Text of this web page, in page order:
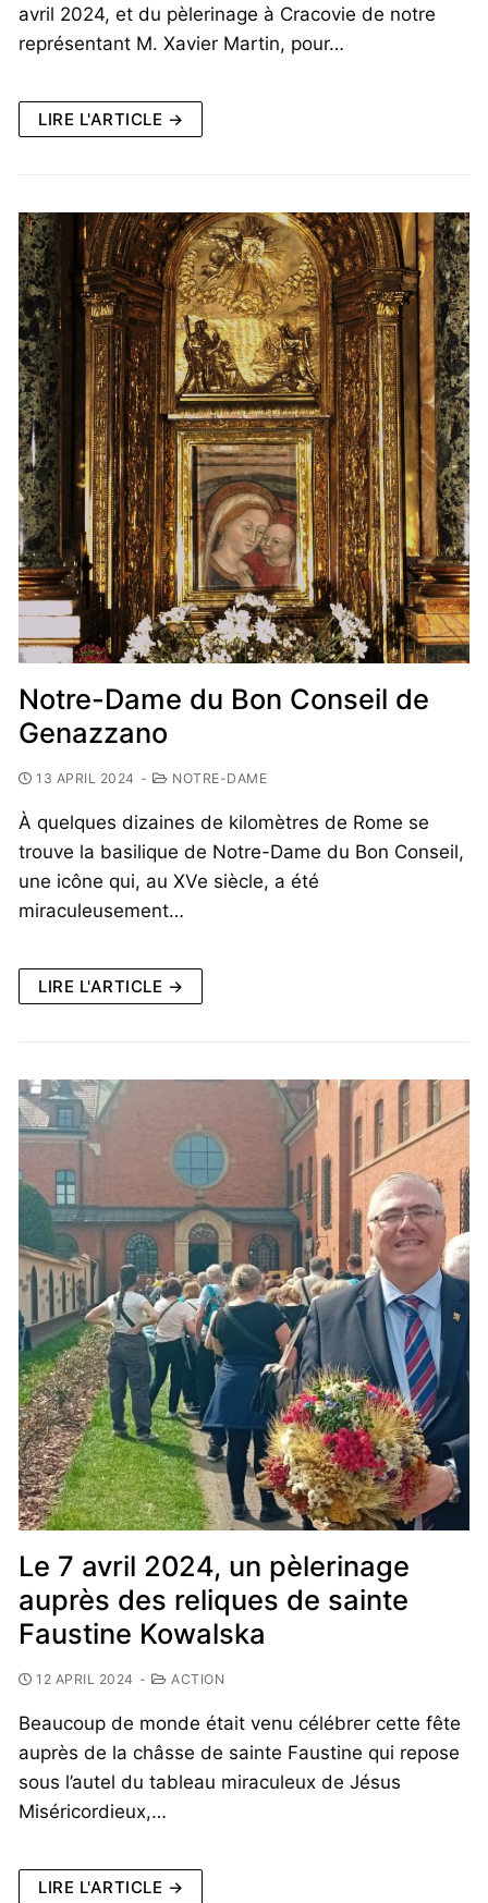
avril 2024, et du pèlerinage à Cracovie de notre
représentant M. Xavier Martin, pour…
LIRE L'ARTICLE →
Notre-Dame du Bon Conseil de
Genazzano
13 APRIL 2024 - NOTRE-DAME
À quelques dizaines de kilomètres de Rome se
trouve la basilique de Notre-Dame du Bon Conseil,
une icône qui, au XVe siècle, a été
miraculeusement…
LIRE L'ARTICLE →
Le 7 avril 2024, un pèlerinage
auprès des reliques de sainte
Faustine Kowalska
12 APRIL 2024 - ACTION
Beaucoup de monde était venu célébrer cette fête
auprès de la châsse de sainte Faustine qui repose
sous l’autel du tableau miraculeux de Jésus
Miséricordieux,…
LIRE L'ARTICLE →